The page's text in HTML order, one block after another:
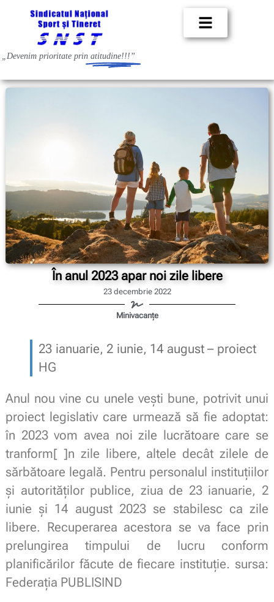
„Devenim prioritate prin atitudine!!!”
În anul 2023 apar noi zile libere
23 decembrie 2022
Minivacanțe
23 ianuarie, 2 iunie, 14 august – proiect
HG
Anul nou vine cu unele vești bune, potrivit unui
proiect legislativ care urmează să fie adoptat:
în 2023 vom avea noi zile lucrătoare care se
tranform[ ]n zile libere, altele decât zilele de
sărbătoare legală. Pentru personalul instituţiilor
şi autorităţilor publice, ziua de 23 ianuarie, 2
iunie și 14 august 2023 se stabilesc ca zile
libere. Recuperarea acestora se va face prin
prelungirea timpului de lucru conform
planificărilor făcute de fiecare instituție. sursa:
Federația PUBLISIND